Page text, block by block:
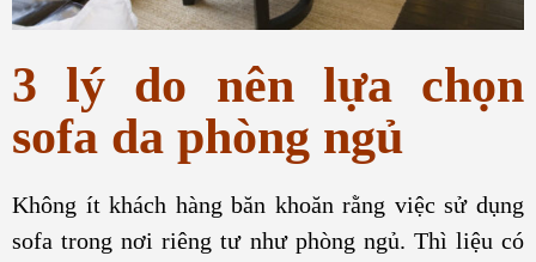
3 lý do nên lựa chọn
sofa da phòng ngủ
Không ít khách hàng băn khoăn rằng việc sử dụng
sofa trong nơi riêng tư như phòng ngủ. Thì liệu có